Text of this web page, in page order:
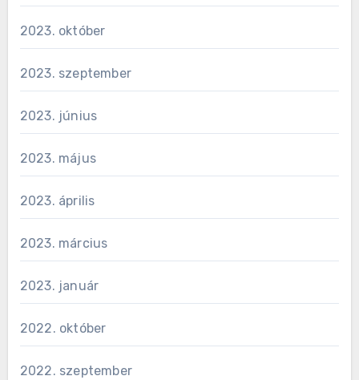
2023. október
2023. szeptember
2023. június
2023. május
2023. április
2023. március
2023. január
2022. október
2022. szeptember